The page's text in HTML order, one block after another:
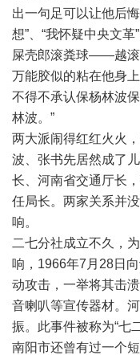
出一句足可以让他后
想”、“我怀疑中央文
屎壳郎滚粪球——越滚
万能胶似的粘在他身
不得不承认保杨林波
林波。”
两大派闹得红红火火
波、张书先居然成了
长、河南省交通厅长
任局长。两家关系并
响。
二七分社成立不久，
响，1966年7月28日
动攻击，一举将其击
音喇叭等宣传器材。
振。此事件被称为“七
南阳市还曾有过一个